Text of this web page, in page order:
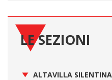
LE SEZIONI
ALTAVILLA SILENTINA